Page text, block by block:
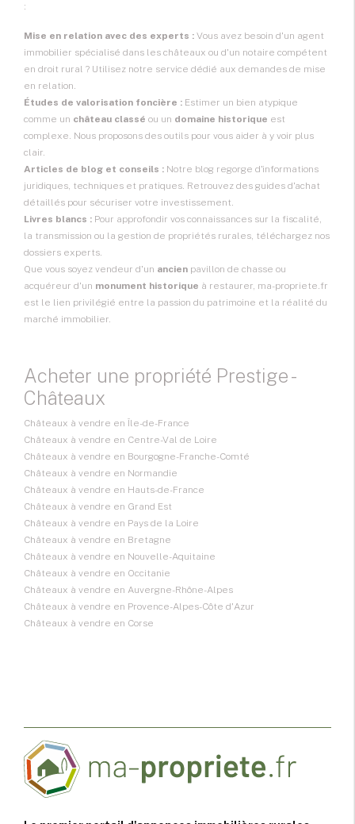
:
Mise en relation avec des experts : Vous avez besoin d'un agent
immobilier spécialisé dans les châteaux ou d'un notaire compétent
en droit rural ? Utilisez notre service dédié aux demandes de mise
en relation.
Études de valorisation foncière : Estimer un bien atypique
comme un château classé ou un domaine historique est
complexe. Nous proposons des outils pour vous aider à y voir plus
clair.
Articles de blog et conseils : Notre blog regorge d'informations
juridiques, techniques et pratiques. Retrouvez des guides d'achat
détaillés pour sécuriser votre investissement.
Livres blancs : Pour approfondir vos connaissances sur la fiscalité,
la transmission ou la gestion de propriétés rurales, téléchargez nos
dossiers experts.
Que vous soyez vendeur d'un ancien pavillon de chasse ou
acquéreur d'un monument historique à restaurer, ma-propriete.fr
est le lien privilégié entre la passion du patrimoine et la réalité du
marché immobilier.
Acheter une propriété Prestige -
Châteaux
Châteaux à vendre en Île-de-France
Châteaux à vendre en Centre-Val de Loire
Châteaux à vendre en Bourgogne-Franche-Comté
Châteaux à vendre en Normandie
Châteaux à vendre en Hauts-de-France
Châteaux à vendre en Grand Est
Châteaux à vendre en Pays de la Loire
Châteaux à vendre en Bretagne
Châteaux à vendre en Nouvelle-Aquitaine
Châteaux à vendre en Occitanie
Châteaux à vendre en Auvergne-Rhône-Alpes
Châteaux à vendre en Provence-Alpes-Côte d'Azur
Châteaux à vendre en Corse